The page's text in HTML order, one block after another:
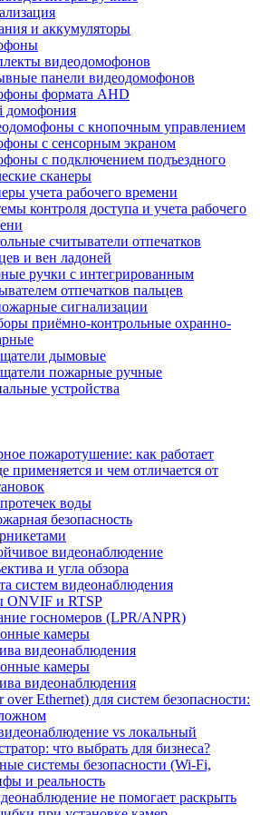
и аккумуляторы
видеодомофонов
панели видеодомофонов
формата AHD
домофония
с кнопочным управлением
с сенсорным экраном
с подключением подъездного
сканеры
учета рабочего времени
контроля доступа и учета рабочего
считыватели отпечатков
и вен ладоней
ручки с интегрированным
отпечатков пальцев
сигнализации
приёмно-контрольные охранно-
дымовые
пожарные ручные
устройства
пожаротушение: как работает
применяется и чем отличается от
воды
безопасность
видеонаблюдение
и угла обзора
систем видеонаблюдения
ONVIF и RTSP
госномеров (LPR/ANPR)
камеры
видеонаблюдения
камеры
видеонаблюдения
over Ethernet) для систем безопасности:
vs локальный
что выбрать для бизнеса?
системы безопасности (Wi-Fi,
и реальность
не помогает раскрыть